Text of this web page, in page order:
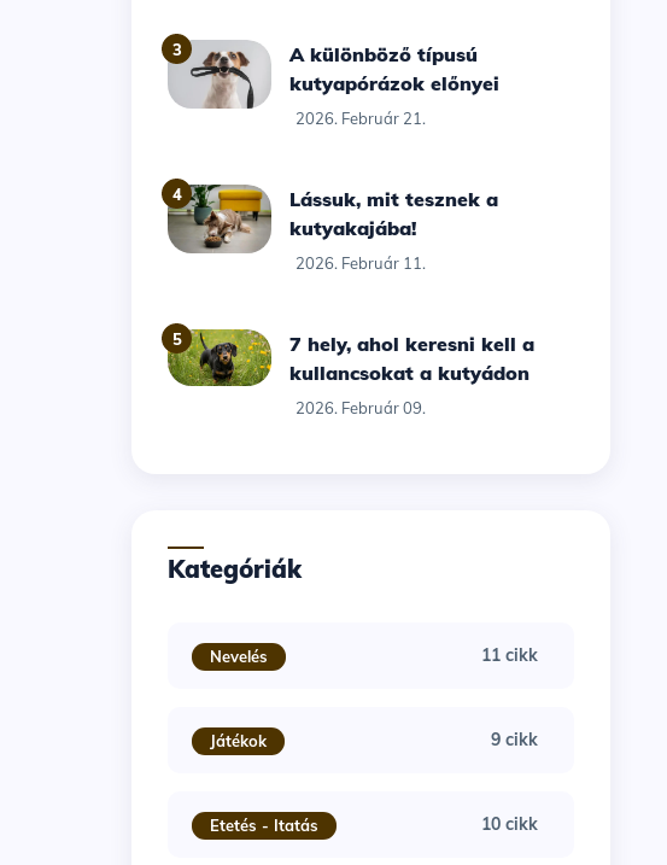
3
A különböző típusú
kutyapórázok előnyei
2026. Február 21.
4
Lássuk, mit tesznek a
kutyakajába!
2026. Február 11.
5
7 hely, ahol keresni kell a
kullancsokat a kutyádon
2026. Február 09.
Kategóriák
Nevelés 11 cikk
Játékok 9 cikk
Etetés - Itatás 10 cikk